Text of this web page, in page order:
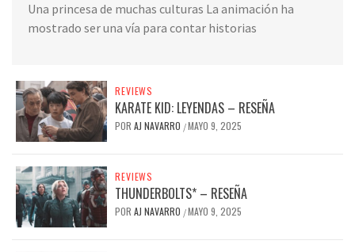
Una princesa de muchas culturas La animación ha
mostrado ser una vía para contar historias
REVIEWS
KARATE KID: LEYENDAS – RESEÑA
POR AJ NAVARRO /MAYO 9, 2025
REVIEWS
THUNDERBOLTS* – RESEÑA
POR AJ NAVARRO /MAYO 9, 2025